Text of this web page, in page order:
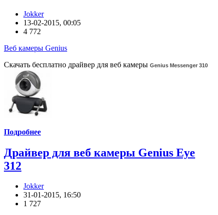
Jokker
13-02-2015, 00:05
4 772
Веб камеры Genius
Скачать бесплатно драйвер для веб камеры Genius Messenger 310
Подробнее
Драйвер для веб камеры Genius Eye
312
Jokker
31-01-2015, 16:50
1 727